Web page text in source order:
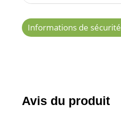
Informations de sécurité
Avis du produit